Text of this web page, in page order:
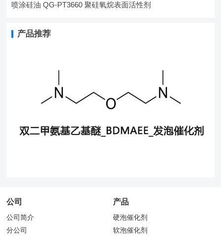
喷涂硅油 QG-PT3660 聚硅氧烷表面活性剂
产品推荐
公司
公司简介
分公司
产品
硬泡催化剂
软泡催化剂